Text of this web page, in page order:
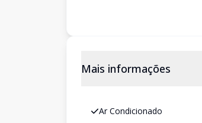
Mais informações
Ar Condicionado